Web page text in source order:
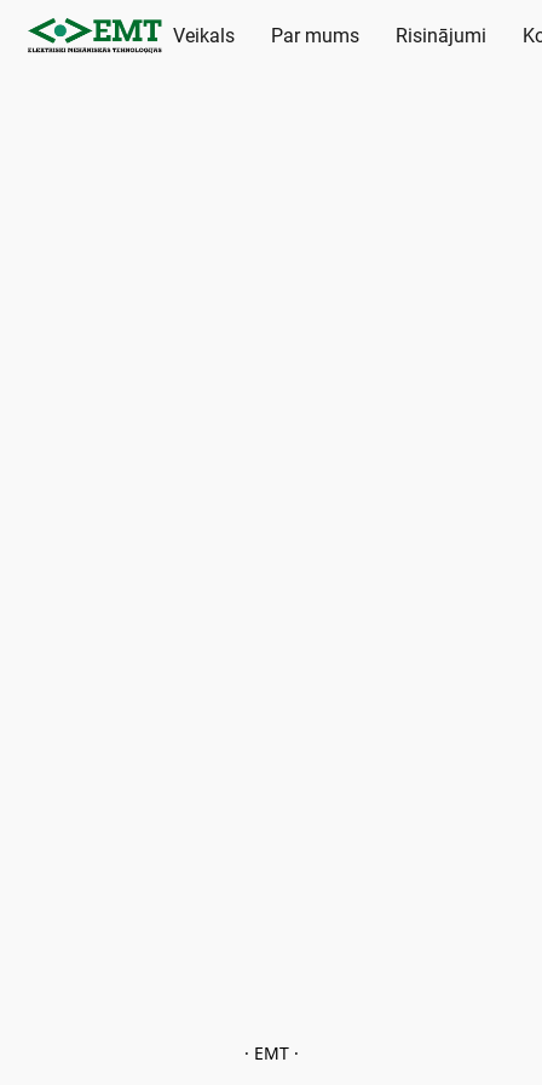
Veikals Par mums Risinājumi
· EMT ·